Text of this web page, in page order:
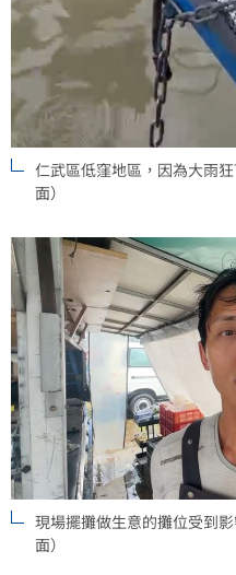
仁武區低窪地區，因為大雨
面）
現場擺攤做生意的攤位受到
面）